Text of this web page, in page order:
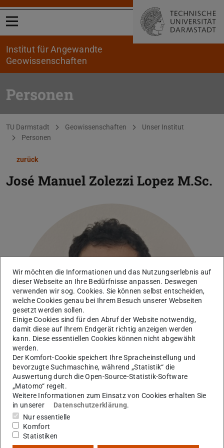
Menü öffnen
Institut für Angewandte
Geowissenschaften
Personen
Sie befinden sich hier:
TU Darmstadt Geowissenschaften
Unser Institut
Personen
zurück
José Manuel Zolezzi Lopez M.Sc.
Kontakt
zolezzi@geo.tu-...
Wir möchten die Informationen und das Nutzungserlebnis auf
dieser Webseite an Ihre Bedürfnisse anpassen. Deswegen
verwenden wir sog. Cookies. Sie können selbst entscheiden,
welche Cookies genau bei Ihrem Besuch unserer Webseiten
gesetzt werden sollen.
Einige Cookies sind für den Abruf der Website notwendig,
damit diese auf Ihrem Endgerät richtig anzeigen werden
kann. Diese essentiellen Cookies können nicht abgewählt
werden.
Der Komfort-Cookie speichert Ihre Spracheinstellung und
bevorzugte Suchmaschine, während „Statistik“ die
Auswertung durch die Open-Source-Statistik-Software
„Matomo“ regelt.
Weitere Informationen zum Einsatz von Cookies erhalten Sie
in unserer
Datenschutzerklärung.
Nur essentielle
Komfort
Statistiken